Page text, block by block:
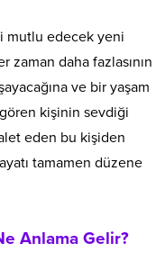
mutlu edecek yeni
zaman daha fazlasının
ve bir yaşam
kişinin sevdiği
eden bu kişiden
tamamen düzene
Anlama Gelir?